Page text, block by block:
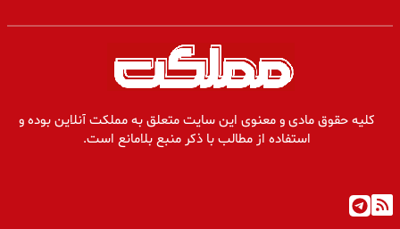
کلیه حقوق مادی و معنوی این سایت متعلق به مملکت آنلاین بوده و
استفاده از مطالب با ذکر منبع بلامانع است.